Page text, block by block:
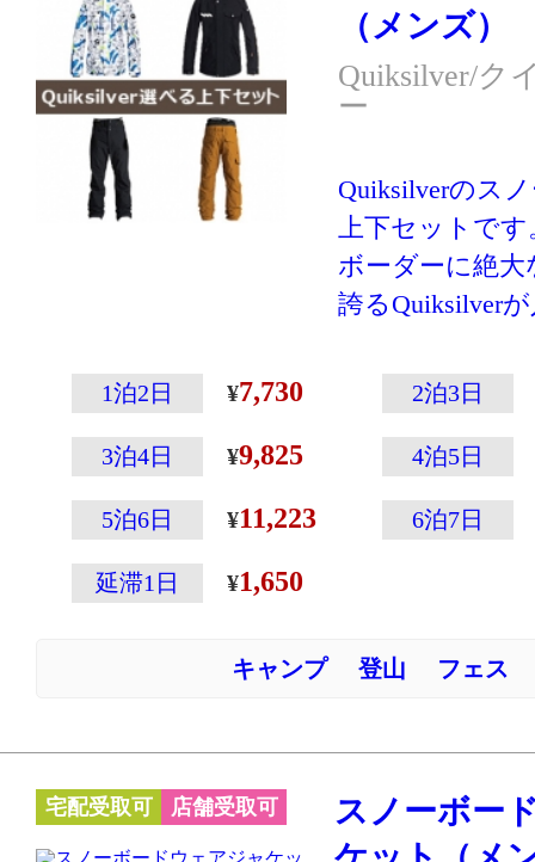
（メンズ）
Quiksilver/ク
ー
Quiksilverのス
上下セットで
ボーダーに絶
誇るQuiksilver
得るQuiksilver
ー! お好きなジ
ツを組み合わ
自身に合った
が可能です。
在庫のご連絡
ご用意となる
きっと誰もレ
わないでしょ
1泊2日 7,730 2泊3日
3泊4日 9,825 4泊5日
5泊6日 11,223 6泊7日
延滞1日 1,650
キャンプ 登山 フェス
宅配受取可 店舗受取可
スノーボー